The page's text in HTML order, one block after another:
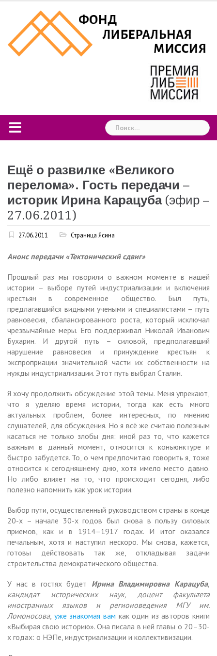
content
Найти:
Ещё о развилке «Великого
перелома». Гость передачи –
историк Ирина Карацуба(эфир –
27.06.2011)
27.06.2011 Страница Ясина
Анонс передачи «Тектонический сдвиг»
Прошлый раз мы говорили о важном моменте в нашей
истории – выборе путей индустриализации и включения
крестьян в современное общество. Был путь,
предлагавшийся видными учеными и специалистами – путь
равновесия, сбалансированного роста, который исключал
чрезвычайные меры. Его поддерживал Николай Иванович
Бухарин. И другой путь – силовой, предполагавший
нарушение равновесия и принуждение крестьян к
экспроприации значительной части их собственности на
нужды индустриализации. Этот путь выбрал Сталин.
Я хочу продолжить обсуждение этой темы. Меня упрекают,
что я уделяю время истории, тогда как есть много
актуальных проблем, более интересных, по мнению
слушателей, для обсуждения. Но я всё же считаю полезным
касаться не только злобы дня: иной раз то, что кажется
важным в данный момент, относится к конъюнктуре и
быстро забудется. То, о чем предпочитаю говорить я, тоже
относится к сегодняшнему дню, хотя имело место давно.
Но либо влияет на то, что происходит сегодня, либо
полезно напомнить как урок истории.
Выбор пути, осуществленный руководством страны в конце
20-х – начале 30-х годов был снова в пользу силовых
приемов, как и в 1914–1917 годах. И итог оказался
печальным, хотя и наступил нескоро. Мы снова, кажется,
готовы действовать так же, откладывая задачи
строительства демократического общества.
У нас в гостях будет Ирина Владимировна Карацуба,
кандидат исторических наук, доцент факультета
иностранных языков и регионоведения МГУ им.
Ломоносова, уже знакомая вам как один из авторов книги
«Выбирая свою историю». Она писала в ней главы о 20–30-
х годах: о НЭПе, индустриализации и коллективизации.